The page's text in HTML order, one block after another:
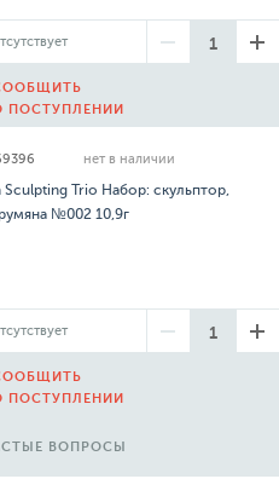
ПОСТУПЛЕНИИ
нет в наличии
Sculpting Trio Набор: скульптор,
№002 10,9г
ПОСТУПЛЕНИИ
ВОПРОСЫ